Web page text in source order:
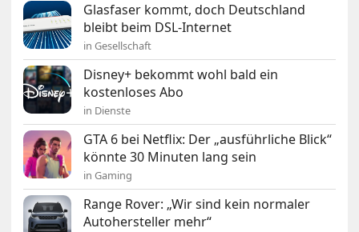
Glasfaser kommt, doch Deutschland
bleibt beim DSL-Internet
in Gesellschaft
Disney+ bekommt wohl bald ein
kostenloses Abo
in Dienste
GTA 6 bei Netflix: Der „ausführliche Blick“
könnte 30 Minuten lang sein
in Gaming
Range Rover: „Wir sind kein normaler
Autohersteller mehr“